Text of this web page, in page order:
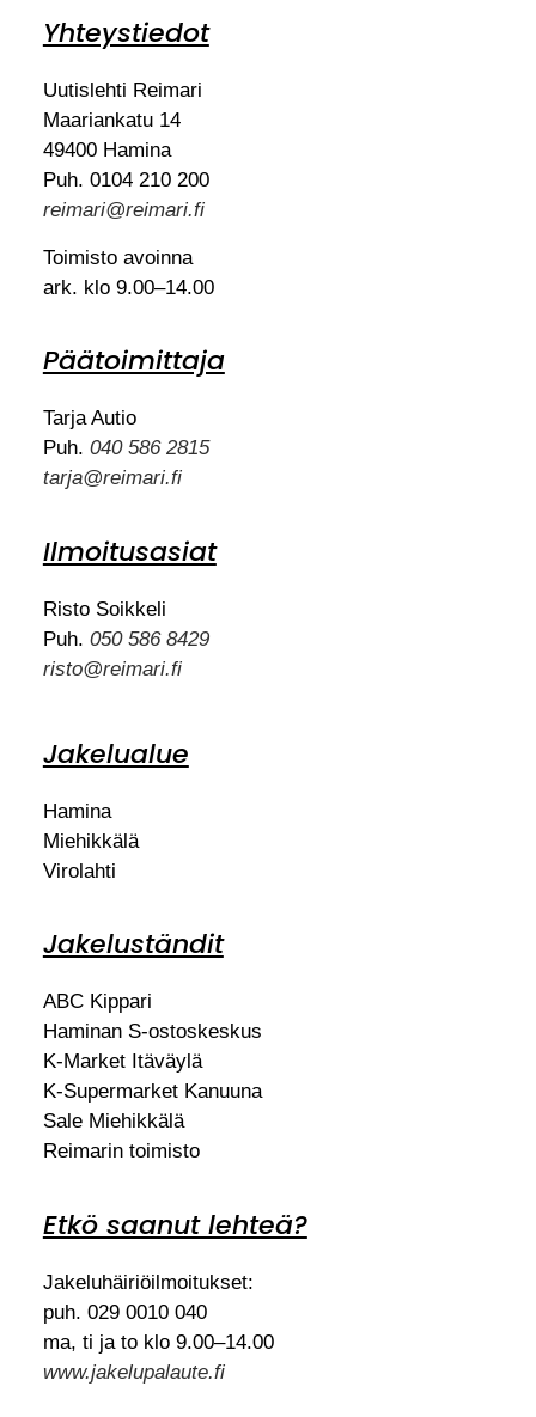
Yhteystiedot
Uutislehti Reimari
Maariankatu 14
49400 Hamina
Puh. 0104 210 200
reimari@reimari.fi
Toimisto avoinna
ark. klo 9.00–14.00
Päätoimittaja
Tarja Autio
Puh. 040 586 2815
tarja@reimari.fi
Ilmoitusasiat
Risto Soikkeli
Puh. 050 586 8429
risto@reimari.fi
Jakelualue
Hamina
Miehikkälä
Virolahti
Jakeluständit
ABC Kippari
Haminan S-ostoskeskus
K-Market Itäväylä
K-Supermarket Kanuuna
Sale Miehikkälä
Reimarin toimisto
Etkö saanut lehteä?
Jakeluhäiriöilmoitukset:
puh. 029 0010 040
ma, ti ja to klo 9.00–14.00
www.jakelupalaute.fi